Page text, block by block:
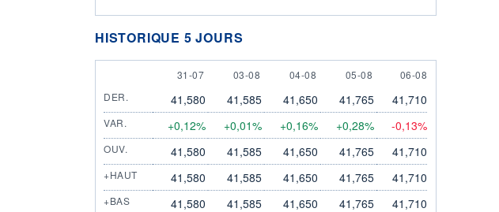
HISTORIQUE 5 JOURS
31 JULY
31-07 3 AUGUST
03-08 4 AUGUST
04-08 5 AUGUST
05-08 6 AUGUST
06-08
DER.
41,580 41,585 41,650 41,765 41,710
VAR. +0,12% +0,01% +0,16% +0,28% -0,13%
OUV. 41,580 41,585 41,650 41,765 41,710
+HAUT 41,580 41,585 41,650 41,765 41,710
+BAS 41,580 41,585 41,650 41,765 41,710